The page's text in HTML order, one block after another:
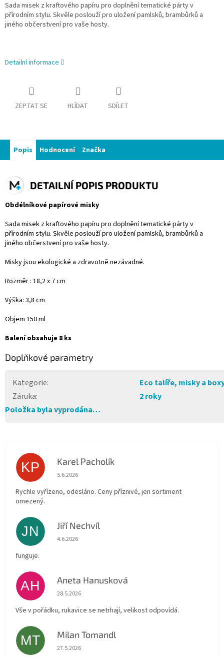
Sada misek z kraftového papíru pro doplnění tematické párty v
přírodním stylu. Skvěle poslouží pro uložení pamlsků, brambůrků a
jiného občerstvení pro vaše hosty.
Detailní informace
ZEPTAT SE HLÍDAT SDÍLET
Popis Hodnocení Značka
DETAILNÍ POPIS PRODUKTU
Obdélníkové papírové misky
Sada misek z kraftového papíru pro doplnění tematické párty v
přírodním stylu. Skvěle poslouží pro uložení pamlsků, brambůrků a
jiného občerstvení pro vaše hosty.
Misky jsou ekologické a zdravotně nezávadné.
Rozměr : 18,2 x 7 cm
Výška: 3,8 cm
Objem 150 ml
Balení obsahuje 8 ks
Doplňkové parametry
Kategorie:
Eco talíře, misky a
Záruka:
2 roky
Položka byla vyprodána…
KP Karel Pacholík
Hodnocení obchodu je 4 z 5 hvězdiček.
5.6.2026
Rychle vyřízeno, odesláno. Ceny příznivé, jen sortiment
omezený.
JN Jiří Nechvíl
Hodnocení obchodu je 5 z 5 hvězdiček.
4.6.2026
funguje.
AH Aneta Hanusková
Hodnocení obchodu je 5 z 5 hvězdiček.
28.5.2026
Vše v pořádku, rukavice se netrhají, velikost odpovídá.
MT Milan Tomandl
Hodnocení obchodu je 5 z 5 hvězdiček.
27.5.2026